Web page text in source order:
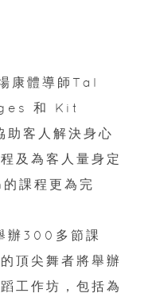
康體導師Tal
和 Kit
客人解決身心
及為客人量身定
課程更為完
辦300多節課
頂尖舞者將舉辦
工作坊，包括為